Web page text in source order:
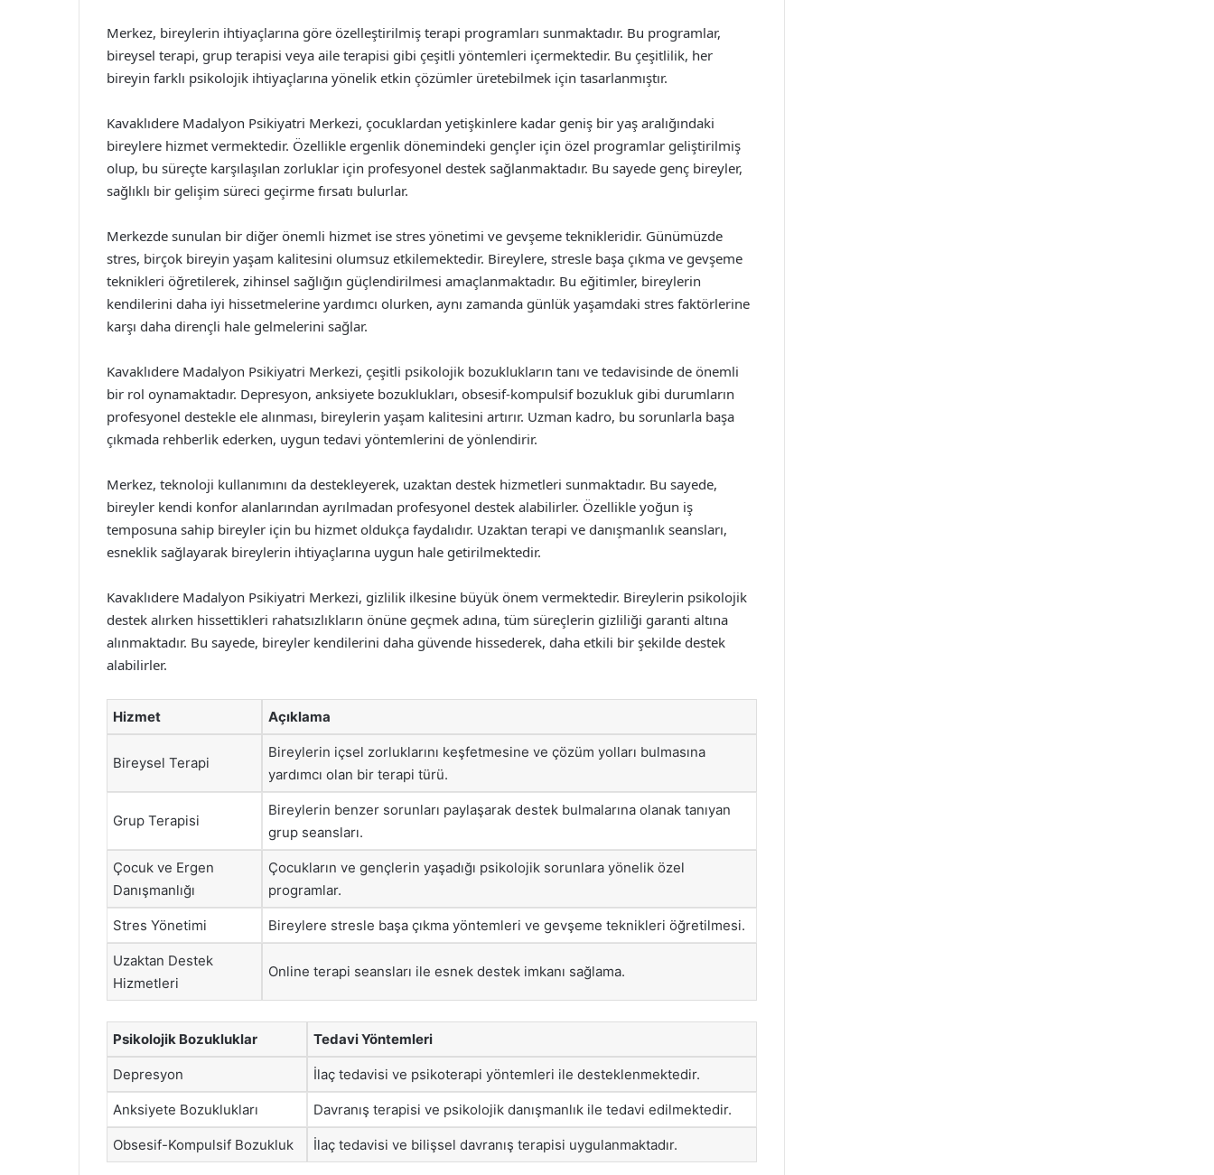
Merkez, bireylerin ihtiyaçlarına göre özelleştirilmiş terapi programları sunmaktadır. Bu programlar,
bireysel terapi, grup terapisi veya aile terapisi gibi çeşitli yöntemleri içermektedir. Bu çeşitlilik, her
bireyin farklı psikolojik ihtiyaçlarına yönelik etkin çözümler üretebilmek için tasarlanmıştır.
Kavaklıdere Madalyon Psikiyatri Merkezi, çocuklardan yetişkinlere kadar geniş bir yaş aralığındaki
bireylere hizmet vermektedir. Özellikle ergenlik dönemindeki gençler için özel programlar geliştirilmiş
olup, bu süreçte karşılaşılan zorluklar için profesyonel destek sağlanmaktadır. Bu sayede genç bireyler,
sağlıklı bir gelişim süreci geçirme fırsatı bulurlar.
Merkezde sunulan bir diğer önemli hizmet ise stres yönetimi ve gevşeme teknikleridir. Günümüzde
stres, birçok bireyin yaşam kalitesini olumsuz etkilemektedir. Bireylere, stresle başa çıkma ve gevşeme
teknikleri öğretilerek, zihinsel sağlığın güçlendirilmesi amaçlanmaktadır. Bu eğitimler, bireylerin
kendilerini daha iyi hissetmelerine yardımcı olurken, aynı zamanda günlük yaşamdaki stres faktörlerine
karşı daha dirençli hale gelmelerini sağlar.
Kavaklıdere Madalyon Psikiyatri Merkezi, çeşitli psikolojik bozuklukların tanı ve tedavisinde de önemli
bir rol oynamaktadır. Depresyon, anksiyete bozuklukları, obsesif-kompulsif bozukluk gibi durumların
profesyonel destekle ele alınması, bireylerin yaşam kalitesini artırır. Uzman kadro, bu sorunlarla başa
çıkmada rehberlik ederken, uygun tedavi yöntemlerini de yönlendirir.
Merkez, teknoloji kullanımını da destekleyerek, uzaktan destek hizmetleri sunmaktadır. Bu sayede,
bireyler kendi konfor alanlarından ayrılmadan profesyonel destek alabilirler. Özellikle yoğun iş
temposuna sahip bireyler için bu hizmet oldukça faydalıdır. Uzaktan terapi ve danışmanlık seansları,
esneklik sağlayarak bireylerin ihtiyaçlarına uygun hale getirilmektedir.
Kavaklıdere Madalyon Psikiyatri Merkezi, gizlilik ilkesine büyük önem vermektedir. Bireylerin psikolojik
destek alırken hissettikleri rahatsızlıkların önüne geçmek adına, tüm süreçlerin gizliliği garanti altına
alınmaktadır. Bu sayede, bireyler kendilerini daha güvende hissederek, daha etkili bir şekilde destek
alabilirler.
Hizmet Açıklama
Bireysel Terapi
Bireylerin içsel zorluklarını keşfetmesine ve çözüm yolları bulmasına
yardımcı olan bir terapi türü.
Grup Terapisi
Bireylerin benzer sorunları paylaşarak destek bulmalarına olanak tanıyan
grup seansları.
Çocuk ve Ergen
Danışmanlığı
Çocukların ve gençlerin yaşadığı psikolojik sorunlara yönelik özel
programlar.
Stres Yönetimi Bireylere stresle başa çıkma yöntemleri ve gevşeme teknikleri öğretilmesi.
Uzaktan Destek
Hizmetleri
Online terapi seansları ile esnek destek imkanı sağlama.
Psikolojik Bozukluklar Tedavi Yöntemleri
Depresyon İlaç tedavisi ve psikoterapi yöntemleri ile desteklenmektedir.
Anksiyete Bozuklukları Davranış terapisi ve psikolojik danışmanlık ile tedavi edilmektedir.
Obsesif-Kompulsif Bozukluk İlaç tedavisi ve bilişsel davranış terapisi uygulanmaktadır.